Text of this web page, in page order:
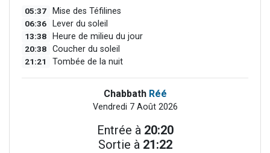
05:37 Mise des Téfilines
06:36 Lever du soleil
13:38 Heure de milieu du jour
20:38 Coucher du soleil
21:21 Tombée de la nuit
Chabbath Réé
Vendredi 7 Août 2026
Entrée à 20:20
Sortie à 21:22